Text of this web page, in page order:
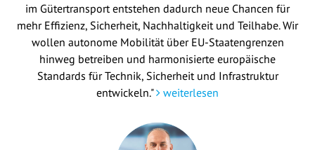
im Gütertransport entstehen dadurch neue Chancen für
mehr Effizienz, Sicherheit, Nachhaltigkeit und Teilhabe. Wir
wollen autonome Mobilität über EU-Staatengrenzen
hinweg betreiben und harmonisierte europäische
Standards für Technik, Sicherheit und Infrastruktur
entwickeln."
weiterlesen